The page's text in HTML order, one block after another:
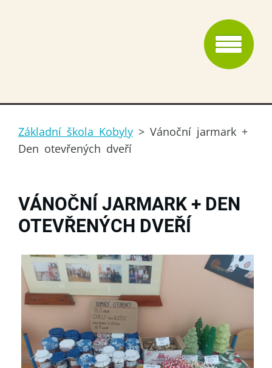
Základní škola Kobyly > Vánoční jarmark +
Den otevřených dveří
VÁNOČNÍ JARMARK + DEN
OTEVŘENÝCH DVEŘÍ